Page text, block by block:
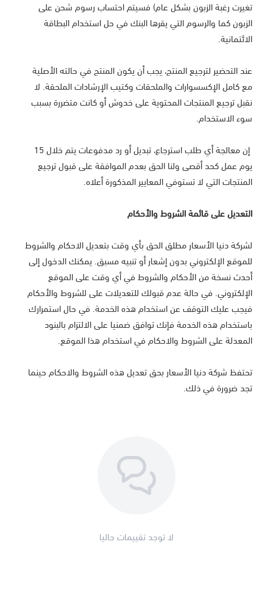
تغيرت رغبة الزبون بشكل عام) فسيتم احتساب رسوم شحن على
الزبون كما والرسوم التي يقرها البنك في حل استخدام البطاقة
الائتمانية.
عند التحضير لترجيع المنتج، يجب أن يكون المنتج في حالته الأصلية
مع كامل الإكسسوارات والملحقات وكتيب الإرشادات الملحقة. لا
نقبل ترجيع المنتجات المحتوية على خدوش أو كانت متضررة بسبب
سوء الاستخدام.
إن معالجة أي طلب استرجاع، تبديل أو رد مدفوعات يتم خلال 15
يوم عمل كحد أقصى ولنا الحق بعدم الموافقة على قبول ترجيع
المنتجات التي لا تستوفي المعايير المذكورة أعلاه.
التعديل على قائمة الشروط والأحكام
لشركة دنيا الأسعار مطلق الحق بأي وقت بتعديل الاحكام والشروط
للموقع الإلكتروني بدون إشعار أو تنبيه مسبق. يمكنك الدخول إلى
أحدث نسخة من الأحكام والشروط في أي وقت على الموقع
الإلكتروني. في حالة عدم قبولك للتعديلات على للشروط والأحكام
فيجب عليك التوقف عن استخدام هذه الخدمة. في حال استمرارك
باستخدام هذه الخدمة فإنك توافق ضمنيا على الالتزام بالبنود
المعدلة على الشروط والاحكام في استخدام هذا الموقع.
تحتفظ شركة دنيا الأسعار بحق تعديل هذه الشروط والاحكام حينما
تجد ضرورة في ذلك.
لا توجد تقييمات حاليا